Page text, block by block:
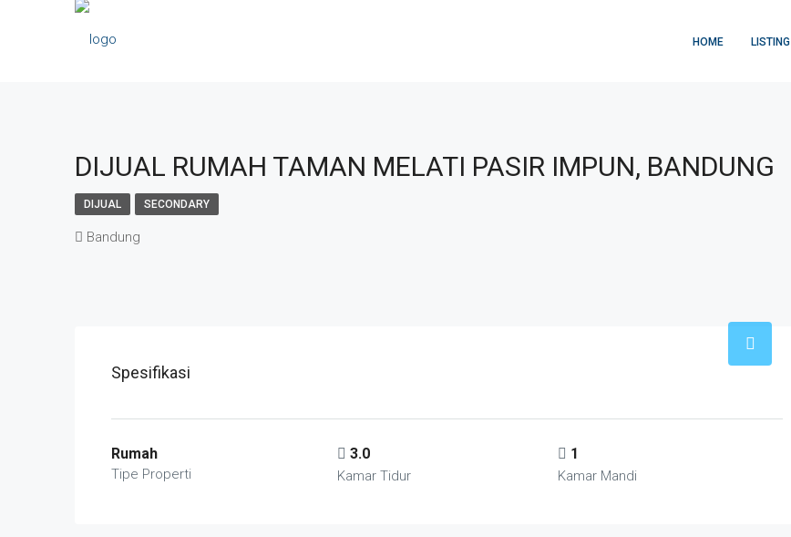
HOME LISTING
DIJUAL RUMAH TAMAN MELATI PASIR IMPUN, BANDUNG
DIJUAL SECONDARY
Bandung
Spesifikasi
Rumah
Tipe Properti
3.0
Kamar Tidur
1
Kamar Mandi